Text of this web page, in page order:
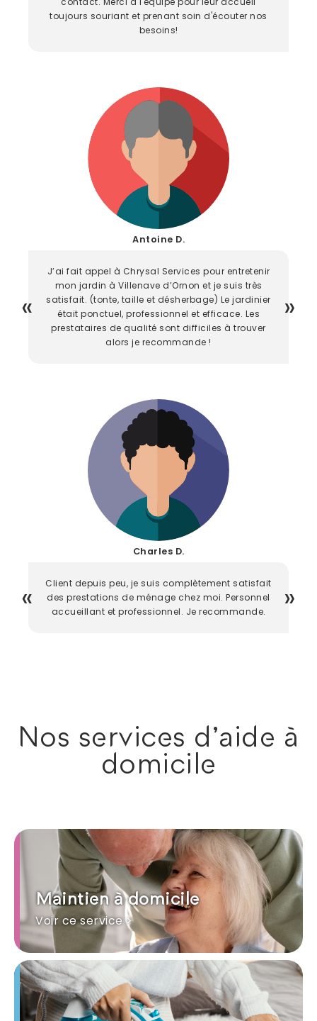
toujours souriant et prenant soin d'écouter nos
besoins!
Antoine D.
J’ai fait appel à Chrysal Services pour entretenir
mon jardin à Villenave d’Ornon et je suis très
satisfait. (tonte, taille et désherbage) Le jardinier
était ponctuel, professionnel et efficace. Les
prestataires de qualité sont difficiles à trouver
alors je recommande !
Charles D.
Client depuis peu, je suis complètement satisfait
des prestations de ménage chez moi. Personnel
accueillant et professionnel. Je recommande.
Nos services d'aide à
domicile
Maintien à domicile
Voir ce service >